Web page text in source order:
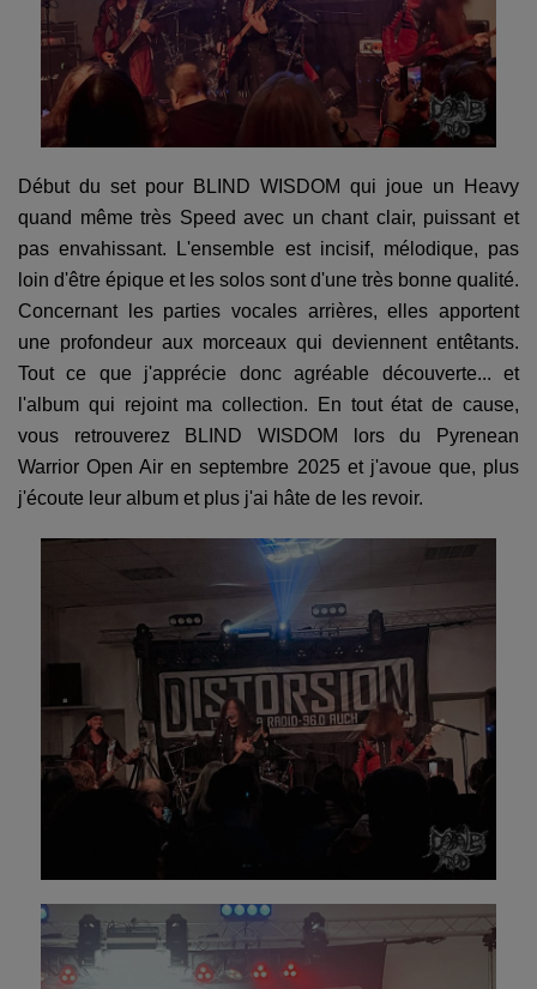
Début du set pour BLIND WISDOM qui joue un Heavy
quand même très Speed avec un chant clair, puissant et
pas envahissant. L'ensemble est incisif, mélodique, pas
loin d'être épique et les solos sont d'une très bonne qualité.
Concernant les parties vocales arrières, elles apportent
une profondeur aux morceaux qui deviennent entêtants.
Tout ce que j'apprécie donc agréable découverte... et
l'album qui rejoint ma collection. En tout état de cause,
vous retrouverez BLIND WISDOM lors du Pyrenean
Warrior Open Air en septembre 2025 et j'avoue que, plus
j'écoute leur album et plus j'ai hâte de les revoir.